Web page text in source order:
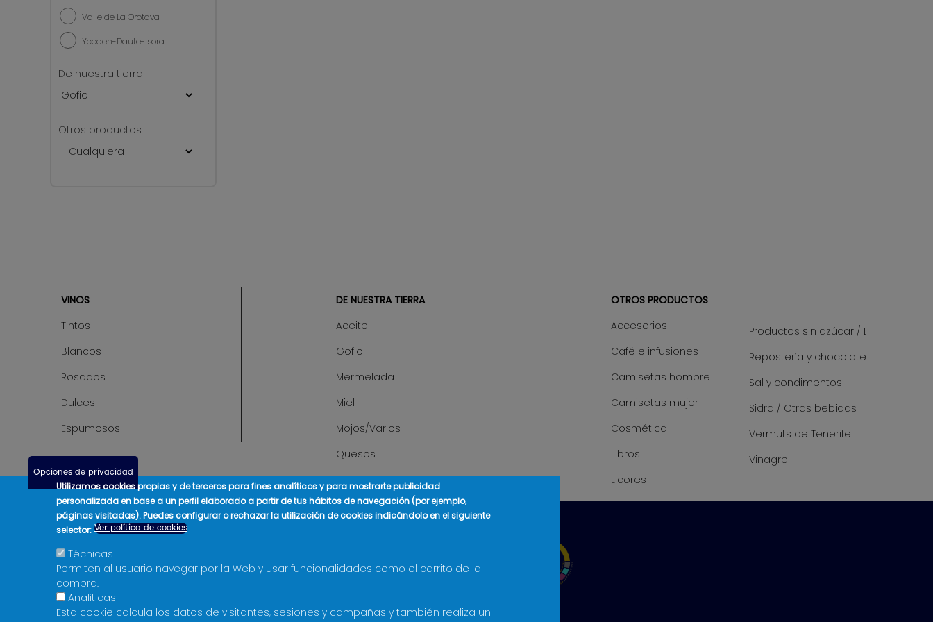
Valle de La Orotava
Ycoden-Daute-Isora
De nuestra tierra
Otros productos
Sitemap
VINOS
Tintos
Blancos
Rosados
Dulces
Espumosos
DE NUESTRA TIERRA
Aceite
Gofio
Mermelada
Miel
Mojos/Varios
Quesos
OTROS PRODUCTOS
Accesorios
Café e infusiones
Camisetas hombre
Camisetas mujer
Cosmética
Libros
Licores
Productos sin azúcar / Diet
Repostería y chocolate
Sal y condimentos
Sidra / Otras bebidas
Vermuts de Tenerife
Vinagre
Opciones de privacidad
Utilizamos cookies propias y de terceros para fines analíticos y para mostrarte publicidad
personalizada en base a un perfil elaborado a partir de tus hábitos de navegación (por ejemplo,
páginas visitadas). Puedes configurar o rechazar la utilización de cookies indicándolo en el siguiente
selector: Ver política de cookies
Técnicas
Permiten al usuario navegar por la Web y usar funcionalidades como el carrito de la
compra.
Analíticas
Esta cookie calcula los datos de visitantes, sesiones y campañas y también realiza un